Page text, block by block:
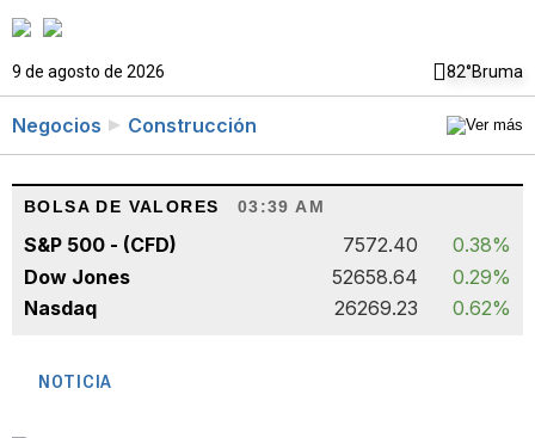
9 de agosto de 2026 82°Bruma
Negocios Construcción
BOLSA DE VALORES 03:39 AM
S&P 500 - (CFD) 7572.40
0.38%
Dow Jones
52658.64
0.29%
Nasdaq
26269.23 0.62%
NOTICIA